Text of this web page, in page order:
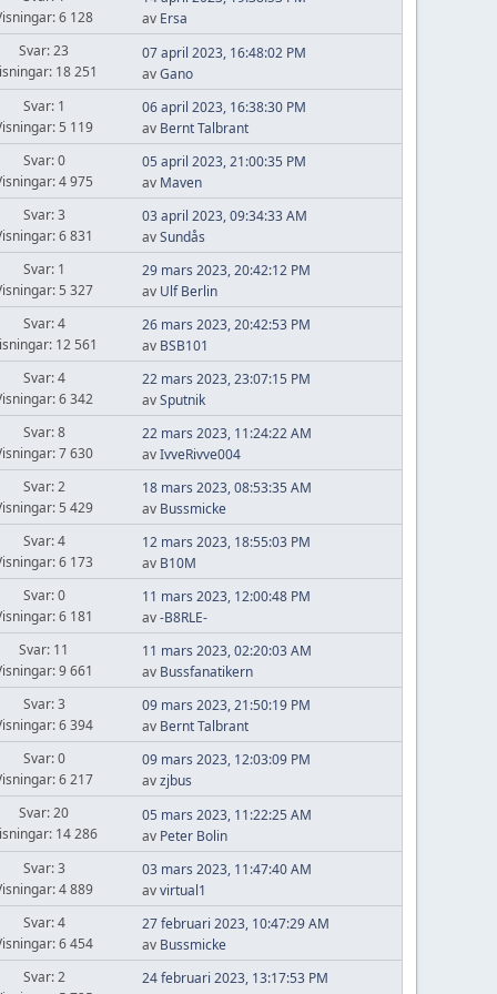
6 128
av Ersa
Svar: 23
18 251
07 april 2023, 16:48:02 PM
avGano
Svar: 1
5 119
06 april 2023, 16:38:30 PM
av Bernt Talbrant
Svar: 0
4 975
05 april 2023, 21:00:35 PM
av Maven
Svar: 3
6 831
03 april 2023, 09:34:33 AM
avSundås
Svar: 1
5 327
29 mars 2023, 20:42:12 PM
av Ulf Berlin
Svar: 4
12 561
26 mars 2023, 20:42:53 PM
av BSB101
Svar: 4
6 342
22 mars 2023, 23:07:15 PM
avSputnik
Svar: 8
7 630
22 mars 2023, 11:24:22 AM
avIvveRivve004
Svar: 2
5 429
18 mars 2023, 08:53:35 AM
av Bussmicke
Svar: 4
6 173
12 mars 2023, 18:55:03 PM
av B10M
Svar: 0
6 181
11 mars 2023, 12:00:48 PM
av-B8RLE-
Svar: 11
9 661
11 mars 2023, 02:20:03 AM
av Bussfanatikern
Svar: 3
6 394
09 mars 2023, 21:50:19 PM
av Bernt Talbrant
Svar: 0
6 217
09 mars 2023, 12:03:09 PM
avzjbus
Svar: 20
14 286
05 mars 2023, 11:22:25 AM
av Peter Bolin
Svar: 3
4 889
03 mars 2023, 11:47:40 AM
avvirtual1
Svar: 4
6 454
27 februari 2023, 10:47:29 AM
av Bussmicke
Svar: 2
24 februari 2023, 13:17:53 PM